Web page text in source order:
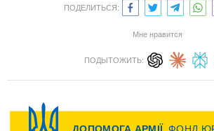
ПОДЕЛИТЬСЯ:
Мне нравится
ПОДЫТОЖИТЬ: